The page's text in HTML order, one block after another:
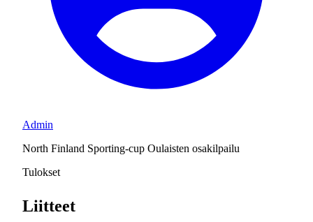
Admin
North Finland Sporting-cup Oulaisten osakilpailu
Tulokset
Liitteet